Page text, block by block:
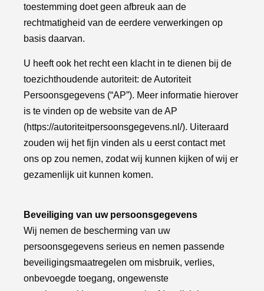
toestemming doet geen afbreuk aan de
rechtmatigheid van de eerdere verwerkingen op
basis daarvan.
U heeft ook het recht een klacht in te dienen bij de
toezichthoudende autoriteit: de Autoriteit
Persoonsgegevens (“AP”). Meer informatie hierover
is te vinden op de website van de AP
(https://autoriteitpersoonsgegevens.nl/). Uiteraard
zouden wij het fijn vinden als u eerst contact met
ons op zou nemen, zodat wij kunnen kijken of wij er
gezamenlijk uit kunnen komen.
Beveiliging van uw persoonsgegevens
Wij nemen de bescherming van uw
persoonsgegevens serieus en nemen passende
beveiligingsmaatregelen om misbruik, verlies,
onbevoegde toegang, ongewenste